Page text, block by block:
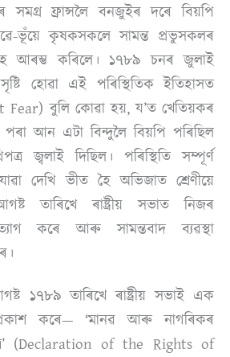
সমগ্ৰ ফ্ৰান্সলৈ বনজুইৰ দৰে বিয়পি
ভূঁয়ে কৃষকসকলে সামন্ত প্ৰভুসকলৰ
আৰম্ভ কৰিলে। ১৭৮৯ চনৰ জুলাই
হোৱা এই পৰিস্থিতিক ইতিহাসত
Fear) বুলি কোৱা হয়, য’ত খেতিয়কৰ
আন এটা বিন্দুলৈ বিয়পি পৰিছিল
জ্বলাই দিছিল। পৰিস্থিতি সম্পূৰ্ণ
দেখি ভীত হৈ অভিজাত শ্ৰেণীয়ে
তাৰিখে ৰাষ্ট্ৰীয় সভাত নিজৰ
ত্যাগ কৰে আৰু সামন্তবাদ ব্যৱস্থা
১৭৮৯ তাৰিখে ৰাষ্ট্ৰীয় সভাই এক
কৰে— ‘মানৱ আৰু নাগৰিকৰ
(Declaration of the Rights of